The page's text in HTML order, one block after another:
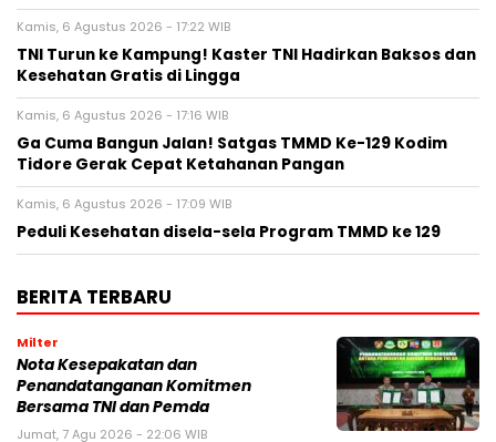
Kamis, 6 Agustus 2026 - 17:22 WIB
TNI Turun ke Kampung! Kaster TNI Hadirkan Baksos dan
Kesehatan Gratis di Lingga
Kamis, 6 Agustus 2026 - 17:16 WIB
Ga Cuma Bangun Jalan! Satgas TMMD Ke-129 Kodim
Tidore Gerak Cepat Ketahanan Pangan
Kamis, 6 Agustus 2026 - 17:09 WIB
Peduli Kesehatan disela-sela Program TMMD ke 129
BERITA TERBARU
Milter
Nota Kesepakatan dan
Penandatanganan Komitmen
Bersama TNI dan Pemda
Jumat, 7 Agu 2026 - 22:06 WIB